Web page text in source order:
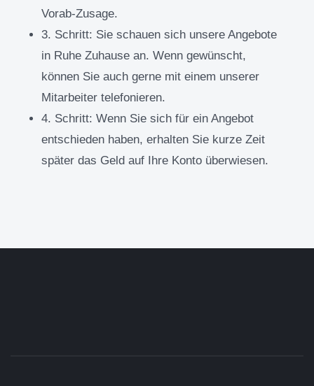
Vorab-Zusage.
3. Schritt: Sie schauen sich unsere Angebote
in Ruhe Zuhause an. Wenn gewünscht,
können Sie auch gerne mit einem unserer
Mitarbeiter telefonieren.
4. Schritt: Wenn Sie sich für ein Angebot
entschieden haben, erhalten Sie kurze Zeit
später das Geld auf Ihre Konto überwiesen.